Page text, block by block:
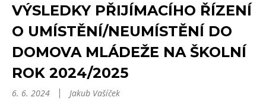
VÝSLEDKY PŘIJÍMACÍHO ŘÍZENÍ
O UMÍSTĚNÍ/NEUMÍSTĚNÍ DO
DOMOVA MLÁDEŽE NA ŠKOLNÍ
ROK 2024/2025
6. 6. 2024 Jakub Vašíček